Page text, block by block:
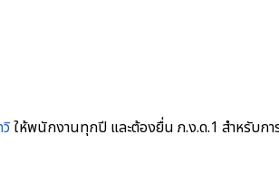
ให้พนักงานทุกปี และต้องยื่น ภ.ง.ด.1 สำหรับกา